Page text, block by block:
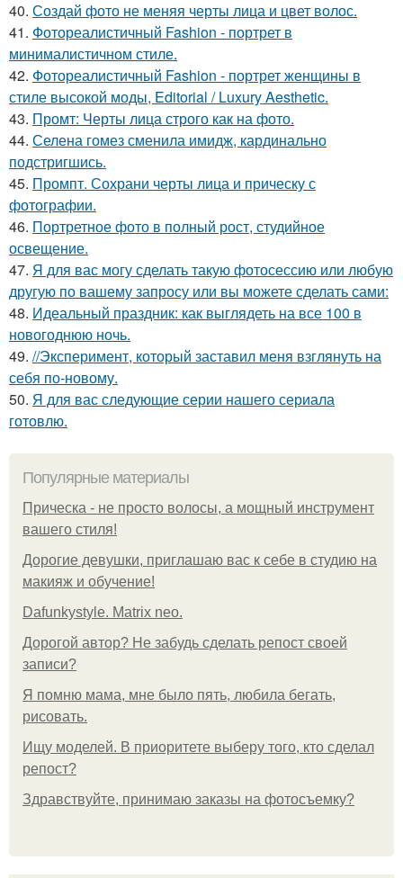
40. Создай фото не меняя черты лица и цвет волос.
41. Фотореалистичный Fashion - портрет в
минималистичном стиле.
42. Фотореалистичный Fashion - портрет женщины в
стиле высокой моды, Editorial / Luxury Aesthetic.
43. Промт: Черты лица строго как на фото.
44. Селена гомез сменила имидж, кардинально
подстригшись.
45. Промпт. Сохрани черты лица и прическу с
фотографии.
46. Портретное фото в полный рост, студийное
освещение.
47. Я для вас могу сделать такую фотосессию или любую
другую по вашему запросу или вы можете сделать сами:
48. Идеальный праздник: как выглядеть на все 100 в
новогоднюю ночь.
49. //Эксперимент, который заставил меня взглянуть на
себя по-новому.
50. Я для вас следующие серии нашего сериала
готовлю.
Популярные материалы
Прическа - не просто волосы, а мощный инструмент
вашего стиля!
Дорогие девушки, приглашаю вас к себе в студию на
макияж и обучение!
Dafunkystyle. Matrix neo.
Дорогой автор? Не забудь сделать репост своей
записи?
Я помню мама, мне было пять, любила бегать,
рисовать.
Ищу моделей. В приоритете выберу того, кто сделал
репост?
Здравствуйте, принимаю заказы на фотосъемку?